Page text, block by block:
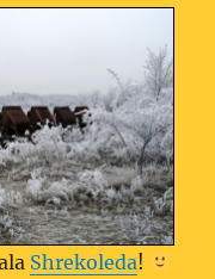
Shrekoleda!